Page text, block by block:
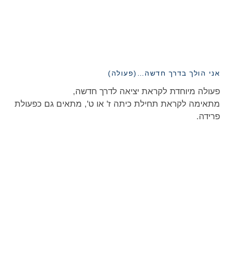
אני הולך בדרך חדשה…(פעולה)
פעולה מיוחדת לקראת יציאה לדרך חדשה,
מתאימה לקראת תחילת כיתה ז' או ט', מתאים גם כפעולת
פרידה.